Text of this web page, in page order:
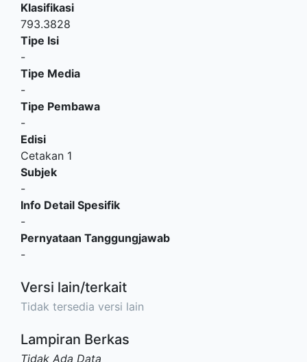
Klasifikasi
793.3828
Tipe Isi
-
Tipe Media
-
Tipe Pembawa
-
Edisi
Cetakan 1
Subjek
-
Info Detail Spesifik
-
Pernyataan Tanggungjawab
-
Versi lain/terkait
Tidak tersedia versi lain
Lampiran Berkas
Tidak Ada Data